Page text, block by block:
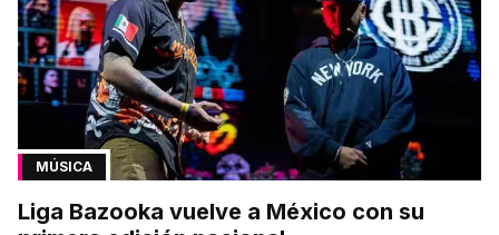
MÚSICA
Liga Bazooka vuelve a México con su